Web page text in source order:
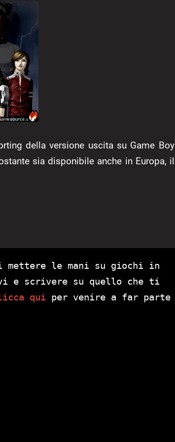
della versione uscita su Game Boy
sia disponibile anche in Europa, il
le mani su giochi in
e scrivere su quello che ti
qui per venire a far parte